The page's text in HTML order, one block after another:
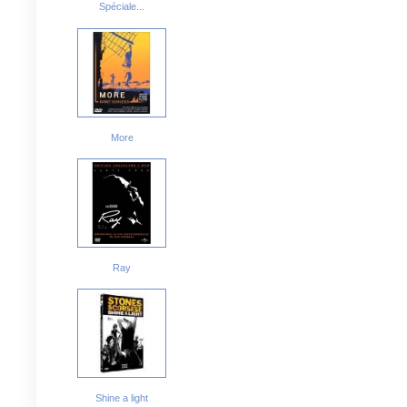
Spéciale...
More
Ray
Shine a light